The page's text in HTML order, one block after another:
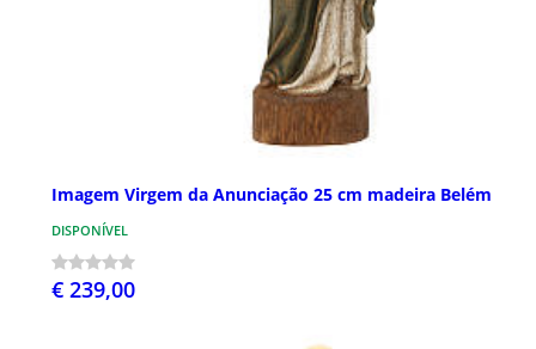
Imagem Virgem da Anunciação 25 cm madeira Belém
DISPONÍVEL
€ 239,00